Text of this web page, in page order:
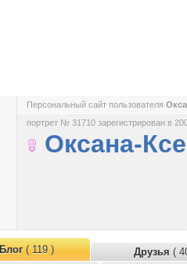
Персональный сайт пользователя
портрет № 31710 зарегистрирован в
Оксана-
Блог( 119 ) Друзья (